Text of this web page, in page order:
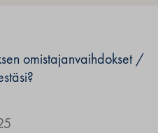
omistajanvaihdokset /